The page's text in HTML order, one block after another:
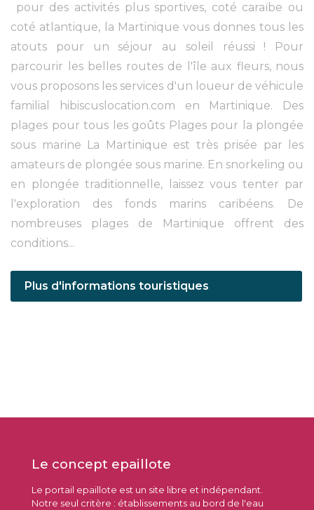
pour des activités plus sportives, coté caraïbe ou
coté atlantique, la Martinique vous donnes tous les
atouts pour un séjour au soleil réussi ! Pour
parcourir les belles routes de l'île aux fleurs, nous
vous proposons les services d'un loueur de véhicule
familial hibiscuslocation.com en Martinique. Des
plages pour tous les goûts Plages pour la plongée
sous marine La Martinique est très prisée par les
amateurs de plongée sous marine. En snorkeling ou
en plongée traditionnelle, laissez vous tenter par
l'exploration des fonds marins caribéens. De
nombreuses plages de Martinique offrent des
conditions...
Plus d'informations touristiques
Le concept epaillote
Le portail epaillote est un site libre et indépendant.
Notre seul critère : établissements au bord de l'eau